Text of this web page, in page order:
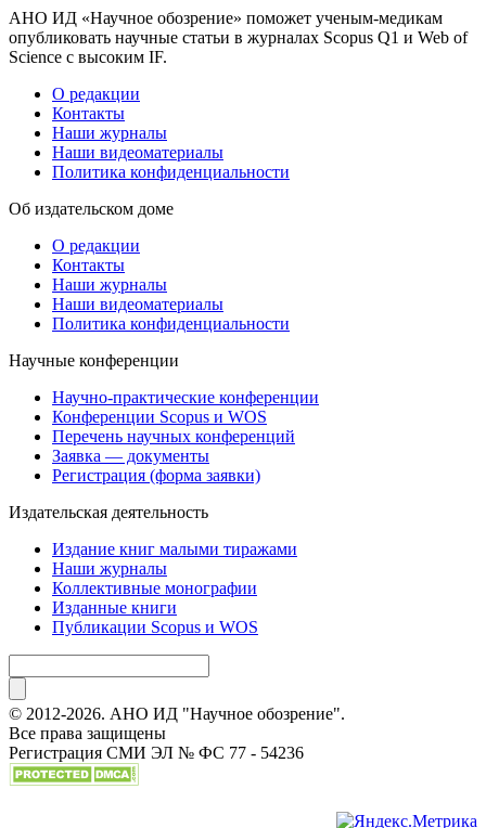
АНО ИД «Научное обозрение» поможет ученым-медикам
опубликовать научные статьи в журналах Scopus Q1 и Web of
Science с высоким IF.
О редакции
Контакты
Наши журналы
Наши видеоматериалы
Политика конфиденциальности
Об издательском доме
О редакции
Контакты
Наши журналы
Наши видеоматериалы
Политика конфиденциальности
Научные конференции
Научно-практические конференции
Конференции Scopus и WOS
Перечень научных конференций
Заявка — документы
Регистрация (форма заявки)
Издательская деятельность
Издание книг малыми тиражами
Наши журналы
Коллективные монографии
Изданные книги
Публикации Scopus и WOS
© 2012-2026. АНО ИД "Научное обозрение".
Все права защищены
Регистрация СМИ ЭЛ № ФС 77 - 54236